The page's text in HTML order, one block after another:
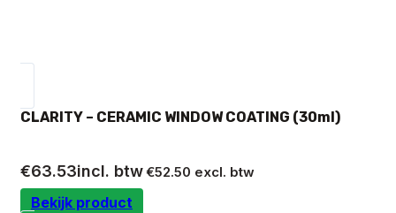
CLARITY – CERAMIC WINDOW COATING (30ml)
€63.53incl. btw€52.50 excl. btw
Bekijk product